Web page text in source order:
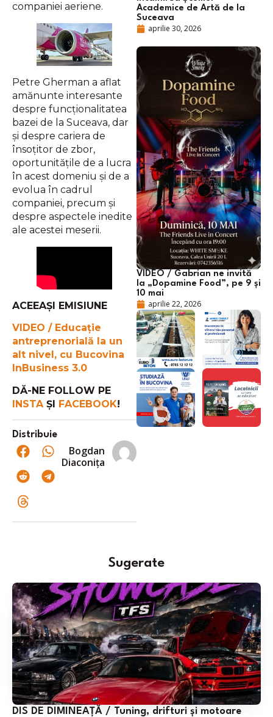
companiei aeriene.
Petre Gherman a aflat
amănunte interesante
despre funcționalitatea
bazei de la Suceava, dar
și despre cariera de
însoțitor de zbor,
oportunitățile de a lucra
în acest domeniu și de a
evolua în cadrul
companiei, precum și
despre aspectele inedite
ale acestei meserii.
ACEEAȘI EMISIUNE
VIDEO / Educație
antreprenorială la un
alt nivel, cu Bucovina
InBusiness 3.0
DĂ-NE FOLLOW PE
INSTA ȘI FACEBOOK!
Distribuie
Bogdan
Diaconița
Academice de Artă de la
Suceava
aprilie 30, 2026
VIDEO / Gabrian ne invită
la „Dopamine Food”, pe 9 și
10 mai
aprilie 22, 2026
Sugerate
DIS DE DIMINEAȚĂ / Tuning, drifturi și motoare